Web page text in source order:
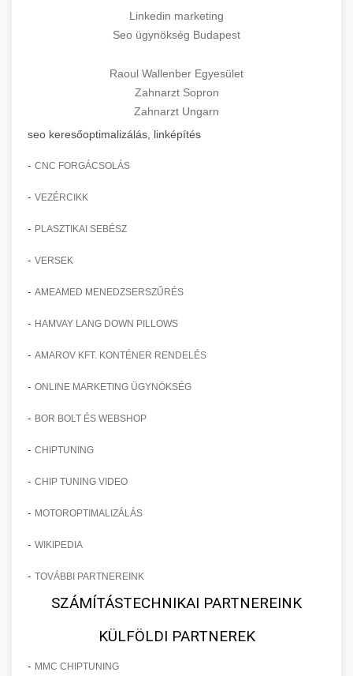
Linkedin marketing
Seo ügynökség Budapest
Raoul Wallenber Egyesület
Zahnarzt Sopron
Zahnarzt Ungarn
seo keresőoptimalizálás, linképítés
- CNC FORGÁCSOLÁS
- VEZÉRCIKK
- PLASZTIKAI SEBÉSZ
- VERSEK
- AMEAMED MENEDZSERSZŰRÉS
- HAMVAY LANG DOWN PILLOWS
- AMAROV KFT. KONTÉNER RENDELÉS
- ONLINE MARKETING ÜGYNÖKSÉG
- BOR BOLT ÉS WEBSHOP
- CHIPTUNING
- CHIP TUNING VIDEO
- MOTOROPTIMALIZÁLÁS
- WIKIPEDIA
- TOVÁBBI PARTNEREINK
SZÁMÍTÁSTECHNIKAI PARTNEREINK
KÜLFÖLDI PARTNEREK
- MMC CHIPTUNING